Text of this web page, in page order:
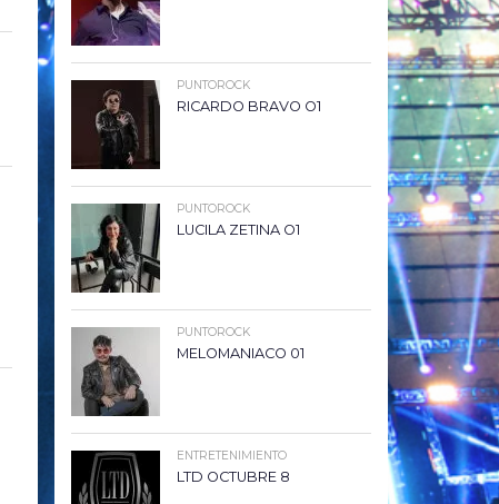
PUNTOROCK
RICARDO BRAVO O1
PUNTOROCK
LUCILA ZETINA O1
PUNTOROCK
MELOMANIACO 01
ENTRETENIMIENTO
LTD OCTUBRE 8